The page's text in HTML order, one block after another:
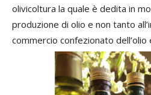
olivicoltura la quale è dedita in
produzione di olio e non tanto
commercio confezionato